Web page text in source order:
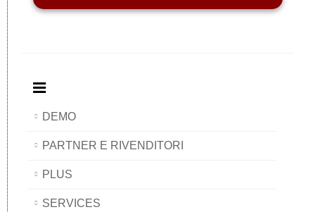
DEMO
PARTNER E RIVENDITORI
PLUS
SERVICES